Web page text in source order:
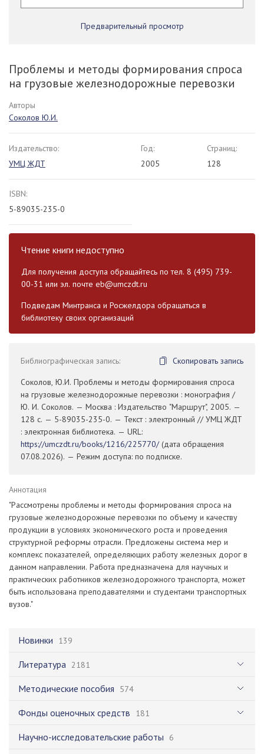
Новинки 139
Литература 2181
Методические пособия 574
Фонды оценочных средств 181
Научно-исследовательские работы 6
Предварительный просмотр
Проблемы и методы формирования спроса
на грузовые железнодорожные перевозки
Авторы
Соколов Ю.И.
Издательство:
УМЦ ЖДТ
Год:
2005
Страниц:
128
ISBN:
5-89035-235-0
Чтение книги недоступно
Для получения доступа обращайтесь по тел. 8 (495) 739-
00-31 или эл. почте eb@umczdt.ru
Подведам Минтранса и Росжелдора обращаться в
библиотеку своих организаций
Библиографическая запись:
Скопировать запись
Соколов, Ю.И. Проблемы и методы формирования спроса
на грузовые железнодорожные перевозки : монография /
Ю. И. Соколов. — Москва : Издательство "Маршрут", 2005. —
128 с. — 5-89035-235-0. — Текст : электронный // УМЦ ЖДТ
: электронная библиотека. — URL:
https://umczdt.ru/books/1216/225770/(дата обращения
07.08.2026). — Режим доступа: по подписке.
Аннотация
"Рассмотрены проблемы и методы формирования спроса на
грузовые железнодорожные перевозки по объему и качеству
продукции в условиях экономического роста и проведения
структурной реформы отрасли. Предложены система мер и
комплекс показателей, определяющих работу железных дорог в
данном направлении. Работа предназначена для научных и
практических работников железнодорожного транспорта, может
быть использована преподавателями и студентами транспортных
вузов."